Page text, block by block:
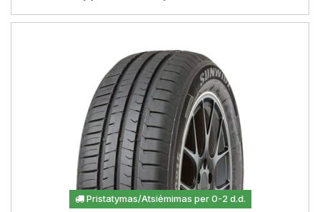
Pristatymas/Atsiėmimas per 0-2 d.d.